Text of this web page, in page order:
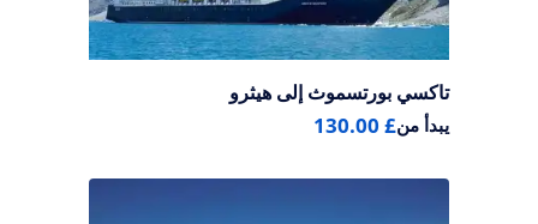
تاكسي بورتسموث إلى هيثرو
يبدأ من£ 130.00